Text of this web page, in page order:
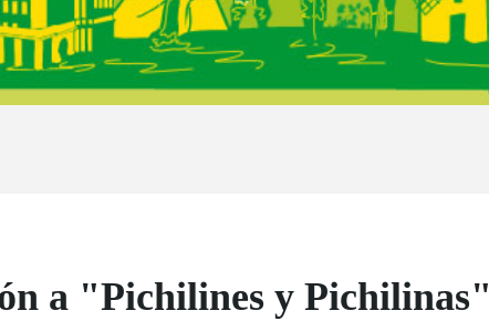
a "Pichilines y Pichilinas"